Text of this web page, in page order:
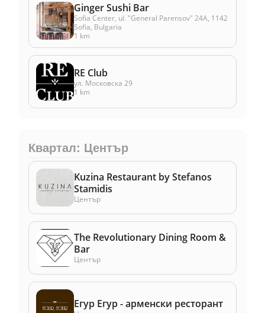
Ginger Sushi Bar
Sofia Center, ul. "General Parensov" 24А, 1142
Sofia, Bulgaria
1 km
RE Club
ул. Московска 29
1 km
Квартал: Център
Kuzina Restaurant by Stefanos
Stamidis
Център
The Revolutionary Dining Room &
Bar
Център
Егур Егур - арменски ресторант